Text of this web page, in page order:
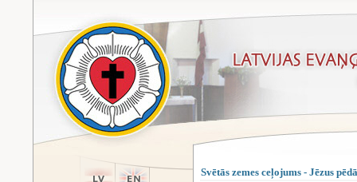
Svētās zemes ceļojums - Jēzus